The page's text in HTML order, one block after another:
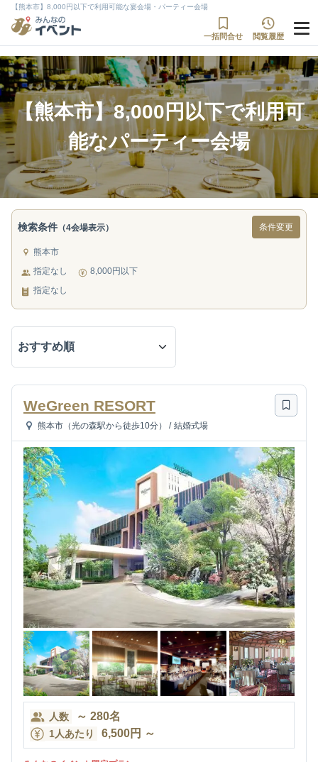
【熊本市】8,000円以下で利用可能な宴会場・パーティー会場
一括問合せ 閲覧履歴
【熊本市】8,000円以下で利用可
能なパーティー会場
検索条件 （4会場表示） 条件変更
熊本市
指定なし
8,000円以下
指定なし
WeGreen RESORT
熊本市（光の森駅から徒歩10分） / 結婚式場
人数 ～ 280名
1人あたり 6,500円 ～